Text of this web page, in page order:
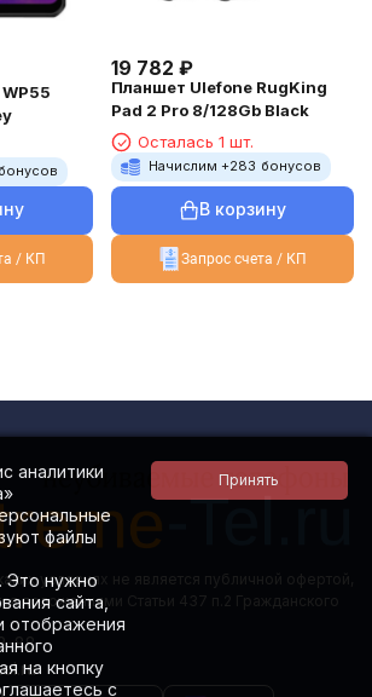
бонусов
/ КП
19 782 ₽
Планшет Ulefone RugKing
Pad 2 Pro 8/128Gb Black
Осталась 1 шт.
Начислим +283 бонусов
В корзину
Запрос счета / КП
условиях не является публичной офертой,
положениями Статьи 437 п.2 Гражданского
88
аналитики
файлы
Это нужно
сайта,
отображения
на кнопку
с